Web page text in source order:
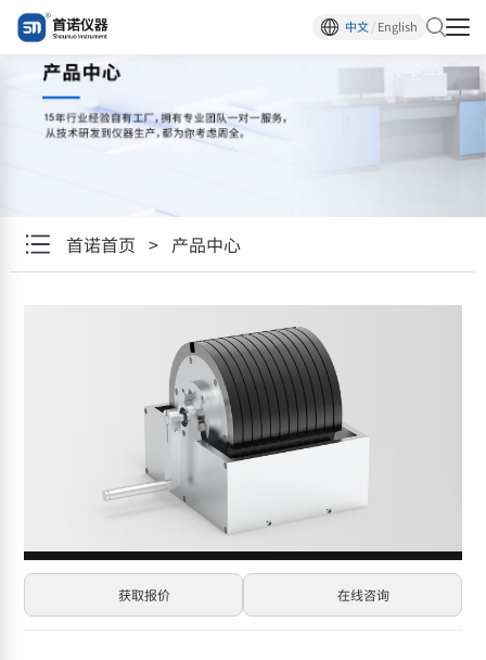
中文/English
首诺首页 > 产品中心
获取报价 在线咨询